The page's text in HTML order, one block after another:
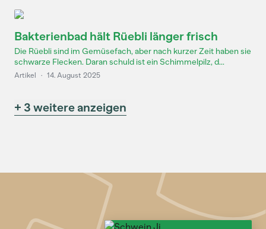
Bakterienbad hält Rüebli länger frisch
Die Rüebli sind im Gemüsefach, aber nach kurzer Zeit haben sie
schwarze Flecken. Daran schuld ist ein Schimmelpilz, d...
Artikel · 14. August 2025
+ 3 weitere anzeigen